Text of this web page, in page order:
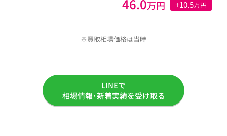
46.0万円 +10.5万円
※買取相場価格は当時
LINEで
相場情報･新着実績を受け取る